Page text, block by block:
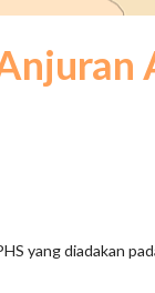
yang diadakan